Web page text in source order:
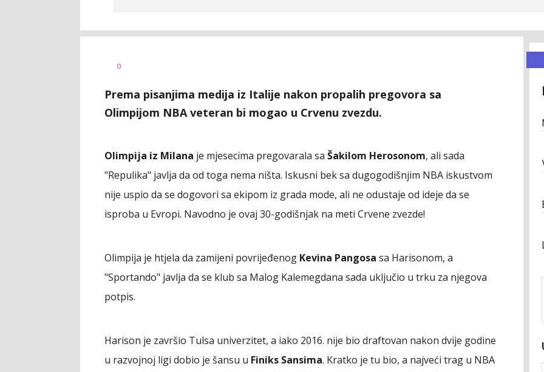
AUTOR
0
Prema pisanjima medija iz Italije nakon propalih pregovora sa
Olimpijom NBA veteran bi mogao u Crvenu zvezdu.
Olimpija iz Milana je mjesecima pregovarala sa Šakilom Herosonom, ali sada
"Repulika" javlja da od toga nema ništa. Iskusni bek sa dugogodišnjim NBA iskustvom
nije uspio da se dogovori sa ekipom iz grada mode, ali ne odustaje od ideje da se
isproba u Evropi. Navodno je ovaj 30-godišnjak na meti Crvene zvezde!
Olimpija je htjela da zamijeni povrijeđenog Kevina Pangosa sa Harisonom, a
"Sportando" javlja da se klub sa Malog Kalemegdana sada uključio u trku za njegova
potpis.
Harison je završio Tulsa univerzitet, a iako 2016. nije bio draftovan nakon dvije godine
u razvojnoj ligi dobio je šansu u Finiks Sansima. Kratko je tu bio, a najveći trag u NBA